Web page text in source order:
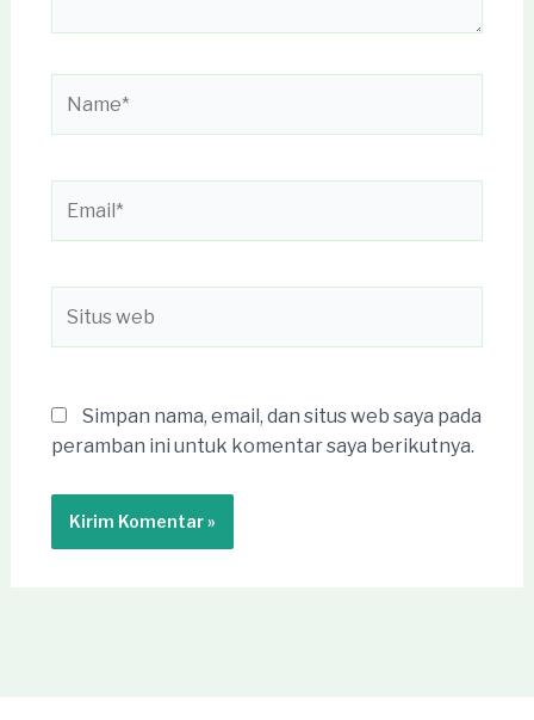
web
Simpan nama, email, dan situs web saya pada
peramban ini untuk komentar saya berikutnya.